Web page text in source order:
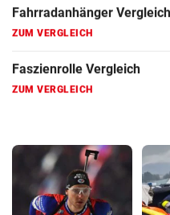
Hoverboard Vergleich
ZUM VERGLEICH
Kinderfahrrad Vergleich
ZUM VERGLEICH